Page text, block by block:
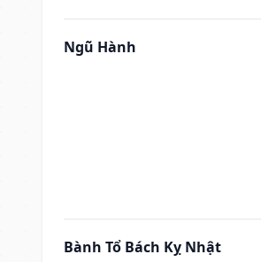
Ngũ Hành
Bành Tổ Bách Kỵ Nhật